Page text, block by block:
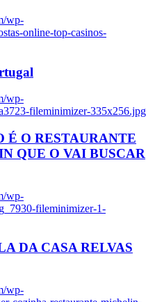
wp-
online-top-casinos-
wp-
fileminimizer-335x256.jpg
É O RESTAURANTE
QUE O VAI BUSCAR
wp-
fileminimizer-1-
DA CASA RELVAS
wp-